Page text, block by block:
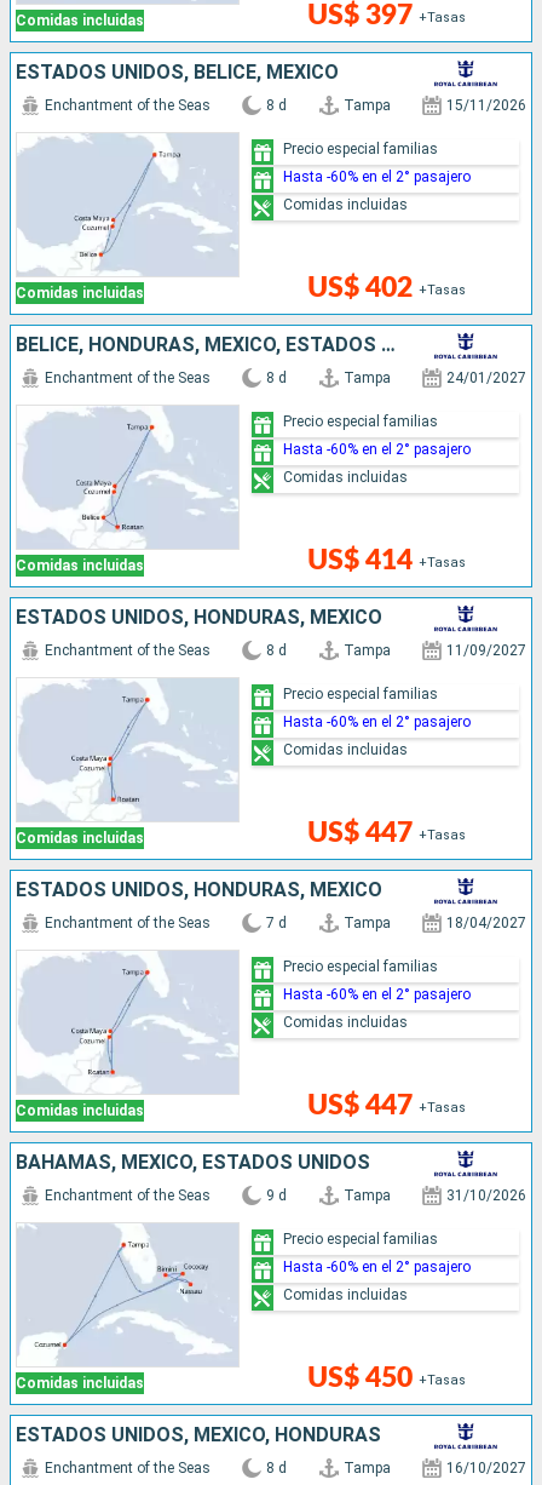
Comidas incluidas US$ 397 +Tasas
ESTADOS UNIDOS, BELICE, MÉXICO
Comidas incluidas
Enchantment of the Seas 8 d Tampa 15/11/2026
US$ 402 +Tasas
Precio especial familias
Hasta -60% en el 2° pasajero
Comidas incluidas
BELICE, HONDURAS, MÉXICO, ESTADOS UNIDOS
Comidas incluidas
Enchantment of the Seas 8 d Tampa 24/01/2027
US$ 414 +Tasas
Precio especial familias
Hasta -60% en el 2° pasajero
Comidas incluidas
ESTADOS UNIDOS, HONDURAS, MÉXICO
Comidas incluidas
Enchantment of the Seas 8 d Tampa 11/09/2027
US$ 447 +Tasas
Precio especial familias
Hasta -60% en el 2° pasajero
Comidas incluidas
ESTADOS UNIDOS, HONDURAS, MÉXICO
Comidas incluidas
Enchantment of the Seas 7 d Tampa 18/04/2027
US$ 447 +Tasas
Precio especial familias
Hasta -60% en el 2° pasajero
Comidas incluidas
BAHAMAS, MÉXICO, ESTADOS UNIDOS
Comidas incluidas
Enchantment of the Seas 9 d Tampa 31/10/2026
US$ 450 +Tasas
Precio especial familias
Hasta -60% en el 2° pasajero
Comidas incluidas
ESTADOS UNIDOS, MÉXICO, HONDURAS
Enchantment of the Seas 8 d Tampa 16/10/2027